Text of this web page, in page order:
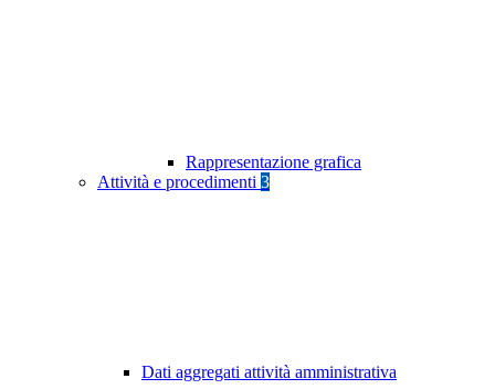
Rappresentazione grafica
Attività e procedimenti 3
Dati aggregati attività amministrativa